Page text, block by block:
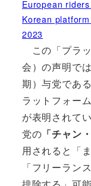
European
Korean
2023
この「プラ
会）の声明で
期）与党であ
ラットフォー
が表明されて
党の 「チャン
用されると「
「フリーラン